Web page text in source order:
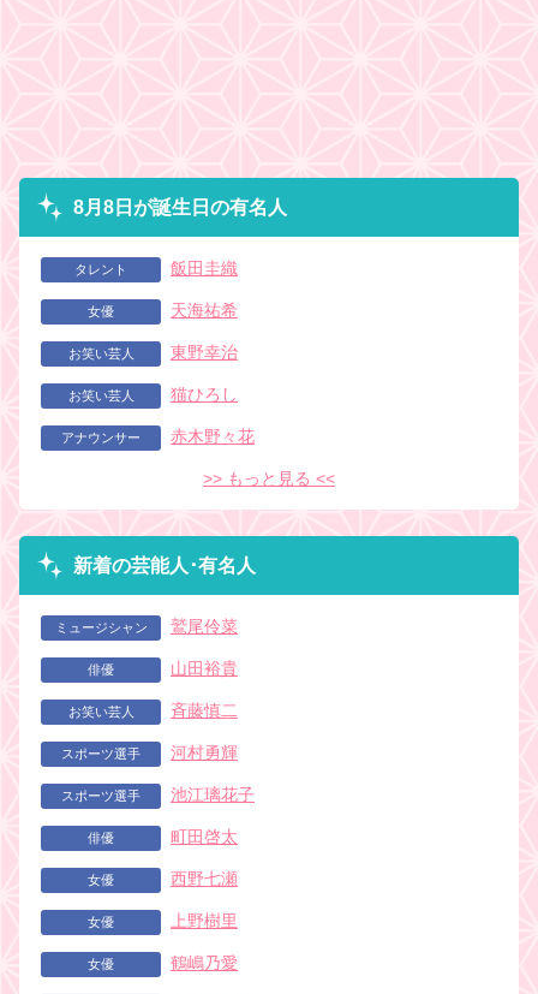
8月8日が誕生日の有名人
タレント 飯田圭織
女優 天海祐希
お笑い芸人 東野幸治
お笑い芸人 猫ひろし
アナウンサー 赤木野々花
>> もっと見る <<
新着の芸能人･有名人
ミュージシャン 鷲尾伶菜
俳優 山田裕貴
お笑い芸人 斉藤慎二
スポーツ選手 河村勇輝
スポーツ選手 池江璃花子
俳優 町田啓太
女優 西野七瀬
女優 上野樹里
女優 鶴嶋乃愛